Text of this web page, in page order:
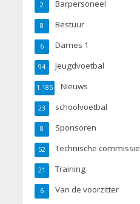
Barpersoneel
2
Bestuur
8
Dames 1
6
Jeugdvoetbal
94
Nieuws
1.185
schoolvoetbal
23
Sponsoren
8
Technische commissie
52
Training
21
Van de voorzitter
6